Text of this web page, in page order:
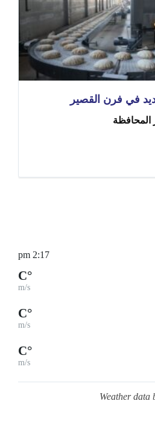
في فرن القصير
المحافظة
2:17 pm
°C
m/s
°C
m/s
°C
m/s
Weather data